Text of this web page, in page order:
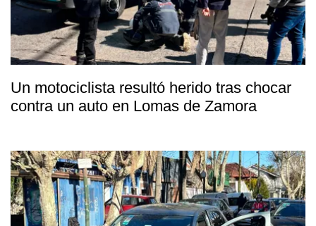
Un motociclista resultó herido tras chocar
contra un auto en Lomas de Zamora